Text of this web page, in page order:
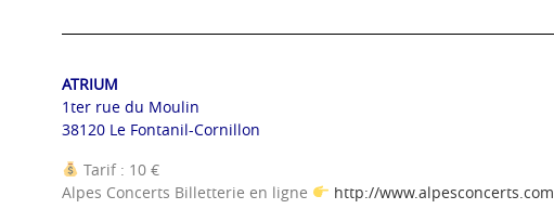
ATRIUM
1ter rue du Moulin
38120 Le Fontanil-Cornillon
Tarif : 10 €
Alpes Concerts Billetterie en ligne
http://www.alpesconcerts.com